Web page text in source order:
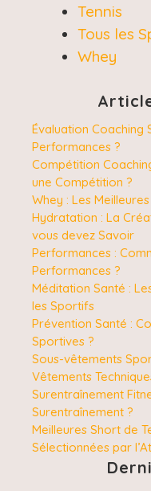
Tennis
Tous les
Whey
Évaluation Coaching
Performances ?
Compétition
une Compétition ?
Whey : Les
Hydratation : La
vous devez Savoir
Performances :
Performances ?
Méditation Santé :
les Sportifs
Prévention Santé :
Sportives ?
Sous-vêtements
Vêtements
Surentraînement
Surentraînement ?
Meilleures Short de
Sélectionnées par